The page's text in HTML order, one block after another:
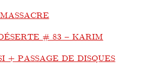
# 83 – KARIM
+ PASSAGE DE DISQUES